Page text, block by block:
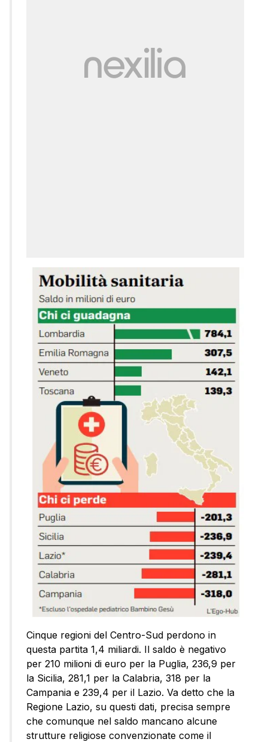
Cinque regioni del Centro-Sud perdono in
questa partita 1,4 miliardi. Il saldo è negativo
per 210 milioni di euro per la Puglia, 236,9 per
la Sicilia, 281,1 per la Calabria, 318 per la
Campania e 239,4 per il Lazio. Va detto che la
Regione Lazio, su questi dati, precisa sempre
che comunque nel saldo mancano alcune
strutture religiose convenzionate come il